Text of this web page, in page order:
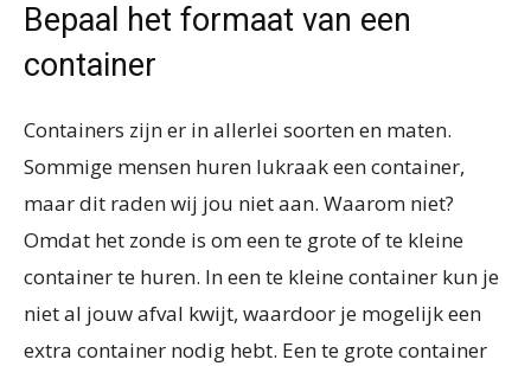
Bepaal het formaat van een
container
Containers zijn er in allerlei soorten en maten.
Sommige mensen huren lukraak een container,
maar dit raden wij jou niet aan. Waarom niet?
Omdat het zonde is om een te grote of te kleine
container te huren. In een te kleine container kun je
niet al jouw afval kwijt, waardoor je mogelijk een
extra container nodig hebt. Een te grote container